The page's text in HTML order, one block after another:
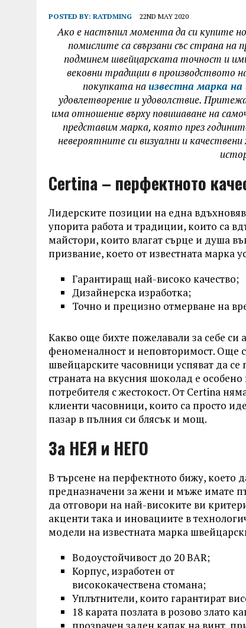
POSTED BY: RATDMING 22ND MAY 2020
Ако е настъпил момента да си купите
помислите са свързани със страна
подминем швейцарската точност и
вековни традиции в производството
покупката наизвестна марка на
удовлетворение и удоволствие.
има отношение върху повишаване на
представим марка, която през
невероятните си визуални и
Certina – перфектното
Лидерските позиции на една
упорита работа и традиции, които са
майстори, които влагат сърце и душа
призвание, което от известната марка
Гарантиращ най-високо качество;
Дизайнерска изработка;
Точно и прецизно отмерване на
Какво още бихте пожелавали за себе си
феноменалност и неповторимост. Още
швейцарските часовници успяват да
страната на вкусния шоколад е
потребителя с жестокост. От Certina
клиенти часовници, които са просто
пазар в пълния си блясък и мощ.
За НЕЯ и НЕГО
В търсене на перфектното бижу, което
предназначени за жени и мъже имате
да отговори на най-високите ви
акценти така и иновациите в
модели на известната марка
Водоустойчивост до 20 BAR;
Корпус, изработен от
висококачествена стомана;
Уплътнители, които гарантират
18 карата позлата в розово злато